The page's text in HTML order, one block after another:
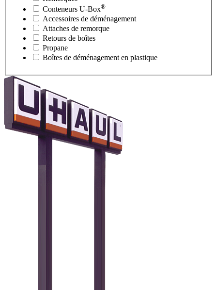
Conteneurs U-Box®
Accessoires de déménagement
Attaches de remorque
Retours de boîtes
Propane
Boîtes de déménagement en plastique